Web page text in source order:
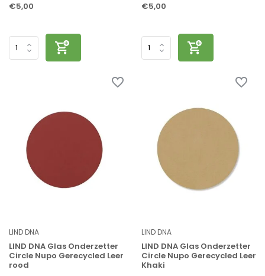
€5,00
€5,00
LIND DNA
LIND DNA Glas Onderzetter
Circle Nupo Gerecycled Leer
rood
LIND DNA
LIND DNA Glas Onderzetter
Circle Nupo Gerecycled Leer
Khaki